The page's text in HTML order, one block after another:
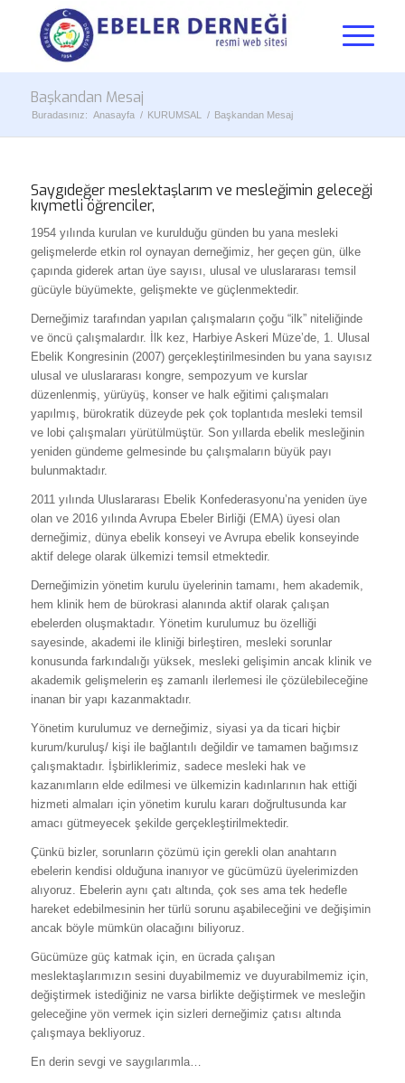
Başkandan Mesaj
Buradasınız: Anasayfa / KURUMSAL / Başkandan Mesaj
Saygıdeğer meslektaşlarım ve mesleğimin geleceği
kıymetli öğrenciler,
1954 yılında kurulan ve kurulduğu günden bu yana mesleki
gelişmelerde etkin rol oynayan derneğimiz, her geçen gün, ülke
çapında giderek artan üye sayısı, ulusal ve uluslararası temsil
gücüyle büyümekte, gelişmekte ve güçlenmektedir.
Derneğimiz tarafından yapılan çalışmaların çoğu “ilk” niteliğinde
ve öncü çalışmalardır. İlk kez, Harbiye Askeri Müze’de, 1. Ulusal
Ebelik Kongresinin (2007) gerçekleştirilmesinden bu yana sayısız
ulusal ve uluslararası kongre, sempozyum ve kurslar
düzenlenmiş, yürüyüş, konser ve halk eğitimi çalışmaları
yapılmış, bürokratik düzeyde pek çok toplantıda mesleki temsil
ve lobi çalışmaları yürütülmüştür. Son yıllarda ebelik mesleğinin
yeniden gündeme gelmesinde bu çalışmaların büyük payı
bulunmaktadır.
2011 yılında Uluslararası Ebelik Konfederasyonu’na yeniden üye
olan ve 2016 yılında Avrupa Ebeler Birliği (EMA) üyesi olan
derneğimiz, dünya ebelik konseyi ve Avrupa ebelik konseyinde
aktif delege olarak ülkemizi temsil etmektedir.
Derneğimizin yönetim kurulu üyelerinin tamamı, hem akademik,
hem klinik hem de bürokrasi alanında aktif olarak çalışan
ebelerden oluşmaktadır. Yönetim kurulumuz bu özelliği
sayesinde, akademi ile kliniği birleştiren, mesleki sorunlar
konusunda farkındalığı yüksek, mesleki gelişimin ancak klinik ve
akademik gelişmelerin eş zamanlı ilerlemesi ile çözülebileceğine
inanan bir yapı kazanmaktadır.
Yönetim kurulumuz ve derneğimiz, siyasi ya da ticari hiçbir
kurum/kuruluş/ kişi ile bağlantılı değildir ve tamamen bağımsız
çalışmaktadır. İşbirliklerimiz, sadece mesleki hak ve
kazanımların elde edilmesi ve ülkemizin kadınlarının hak ettiği
hizmeti almaları için yönetim kurulu kararı doğrultusunda kar
amacı gütmeyecek şekilde gerçekleştirilmektedir.
Çünkü bizler, sorunların çözümü için gerekli olan anahtarın
ebelerin kendisi olduğuna inanıyor ve gücümüzü üyelerimizden
alıyoruz. Ebelerin aynı çatı altında, çok ses ama tek hedefle
hareket edebilmesinin her türlü sorunu aşabileceğini ve değişimin
ancak böyle mümkün olacağını biliyoruz.
Gücümüze güç katmak için, en ücrada çalışan
meslektaşlarımızın sesini duyabilmemiz ve duyurabilmemiz için,
değiştirmek istediğiniz ne varsa birlikte değiştirmek ve mesleğin
geleceğine yön vermek için sizleri derneğimiz çatısı altında
çalışmaya bekliyoruz.
En derin sevgi ve saygılarımla…